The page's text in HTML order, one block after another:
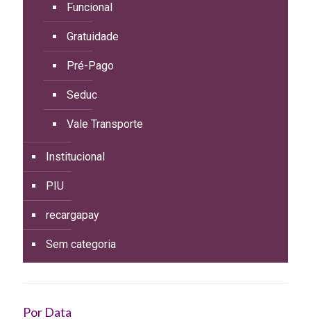
Funcional
Gratuidade
Pré-Pago
Seduc
Vale Transporte
Institucional
PIU
recargapay
Sem categoria
Por Data